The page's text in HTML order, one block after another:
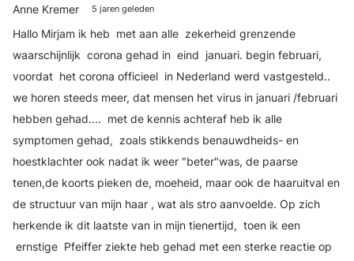
Anne Kremer 5 jaren geleden
Hallo Mirjam ik heb met aan alle zekerheid grenzende
waarschijnlijk corona gehad in eind januari. begin februari,
voordat het corona officieel in Nederland werd vastgesteld..
we horen steeds meer, dat mensen het virus in januari /februari
hebben gehad.... met de kennis achteraf heb ik alle
symptomen gehad, zoals stikkends benauwdheids- en
hoestklachter ook nadat ik weer "beter"was, de paarse
tenen,de koorts pieken de, moeheid, maar ook de haaruitval en
de structuur van mijn haar , wat als stro aanvoelde. Op zich
herkende ik dit laatste van in mijn tienertijd, toen ik een
ernstige Pfeiffer ziekte heb gehad met een sterke reactie op